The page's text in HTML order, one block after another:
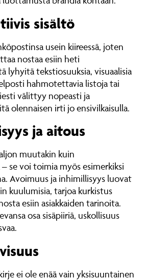
sisältö
usein kiireessä, joten
nostaa esiin heti
lyhyitä tekstiosuuksia, visuaalisia
hahmotettavia listoja tai
välittyy nopeasti ja
olennaisen irti jo ensivilkaisulla.
ja aitous
muutakin kuin
se voi toimia myös esimerkiksi
Avoimuus ja inhimillisyys luovat
kuulumisia, tarjoa kurkistus
esiin asiakkaiden tarinoita.
osa sisäpiiriä, uskollisuus
ei ole enää vain yksisuuntainen